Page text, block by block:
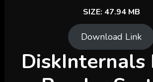
SIZE: 47.94 MB
Download Link
DiskInternals